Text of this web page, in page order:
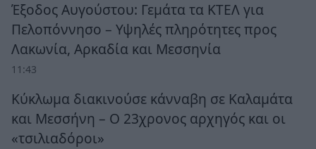
Έξοδος Αυγούστου: Γεμάτα τα ΚΤΕΛ για
Πελοπόννησο – Υψηλές πληρότητες προς
Λακωνία, Αρκαδία και Μεσσηνία
11:43
Κύκλωμα διακινούσε κάνναβη σε Καλαμάτα
και Μεσσήνη – Ο 23χρονος αρχηγός και οι
«τσιλιαδόροι»